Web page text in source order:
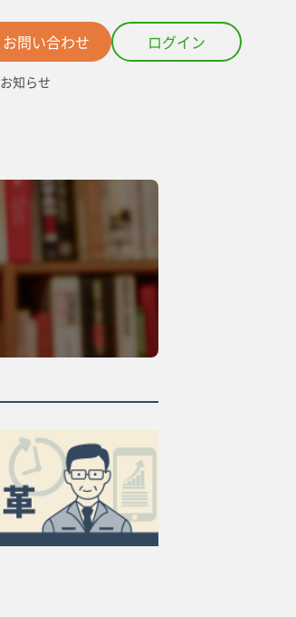
お問い合わせ ログイン
お知らせ